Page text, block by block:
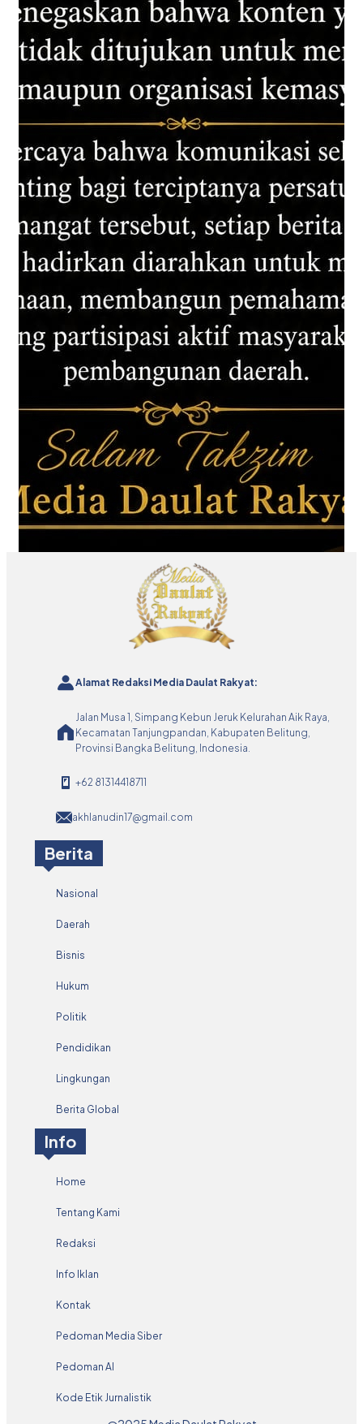
Alamat Redaksi Media Daulat Rakyat:
Jalan Musa 1, Simpang Kebun Jeruk Kelurahan Aik Raya,
Kecamatan Tanjungpandan, Kabupaten Belitung,
Provinsi Bangka Belitung, Indonesia.
+62 81314418711
akhlanudin17@gmail.com
Berita
Nasional
Daerah
Bisnis
Hukum
Politik
Pendidikan
Lingkungan
Berita Global
Info
Home
Tentang Kami
Redaksi
Info Iklan
Kontak
Pedoman Media Siber
Pedoman AI
Kode Etik Jurnalistik